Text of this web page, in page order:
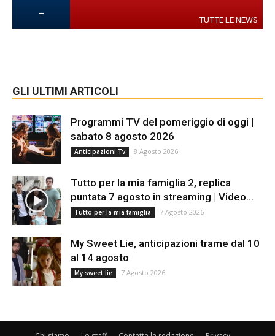
- TUTTE LE NEWS
GLI ULTIMI ARTICOLI
Programmi TV del pomeriggio di oggi |
sabato 8 agosto 2026
Anticipazioni Tv 8 Agosto 2026
Tutto per la mia famiglia 2, replica
puntata 7 agosto in streaming | Video...
Tutto per la mia famiglia 7 Agosto 2026
My Sweet Lie, anticipazioni trame dal 10
al 14 agosto
My sweet lie 7 Agosto 2026